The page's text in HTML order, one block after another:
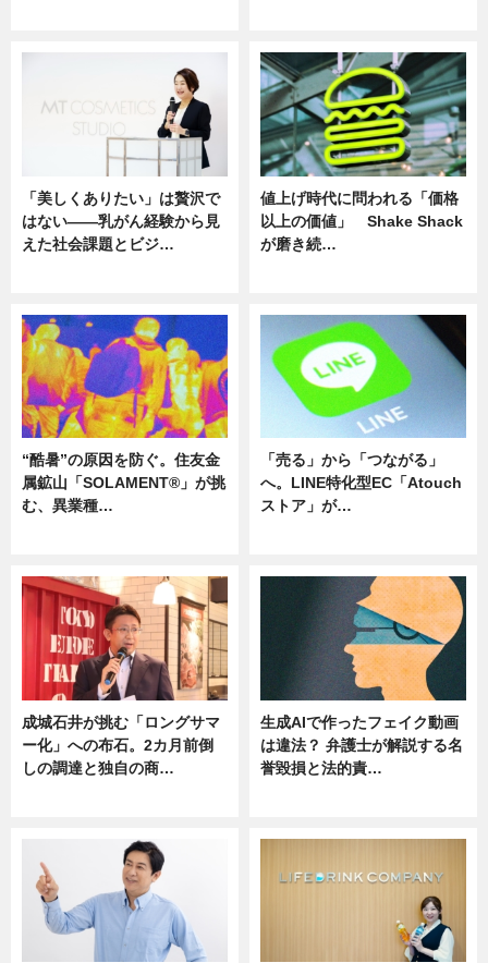
「美しくありたい」は贅沢で
はない――乳がん経験から見
えた社会課題とビジ…
値上げ時代に問われる「価格
以上の価値」 Shake Shack
が磨き続…
“酷暑”の原因を防ぐ。住友金
属鉱山「SOLAMENT®」が挑
む、異業種…
「売る」から「つながる」
へ。LINE特化型EC「Atouch
ストア」が…
成城石井が挑む「ロングサマ
ー化」への布石。2カ月前倒
しの調達と独自の商…
生成AIで作ったフェイク動画
は違法？ 弁護士が解説する名
誉毀損と法的責…